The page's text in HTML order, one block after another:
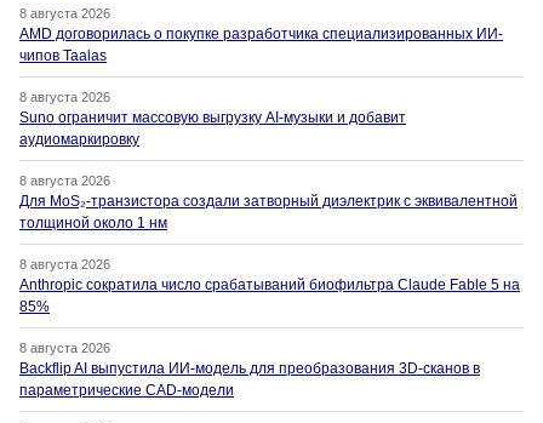
8 августа 2026
AMD договорилась о покупке разработчика специализированных ИИ-
чипов Taalas
8 августа 2026
Suno ограничит массовую выгрузку AI-музыки и добавит
аудиомаркировку
8 августа 2026
Для MoS₂-транзистора создали затворный диэлектрик с эквивалентной
толщиной около 1 нм
8 августа 2026
Anthropic сократила число срабатываний биофильтра Claude Fable 5 на
85%
8 августа 2026
Backflip AI выпустила ИИ-модель для преобразования 3D-сканов в
параметрические CAD-модели